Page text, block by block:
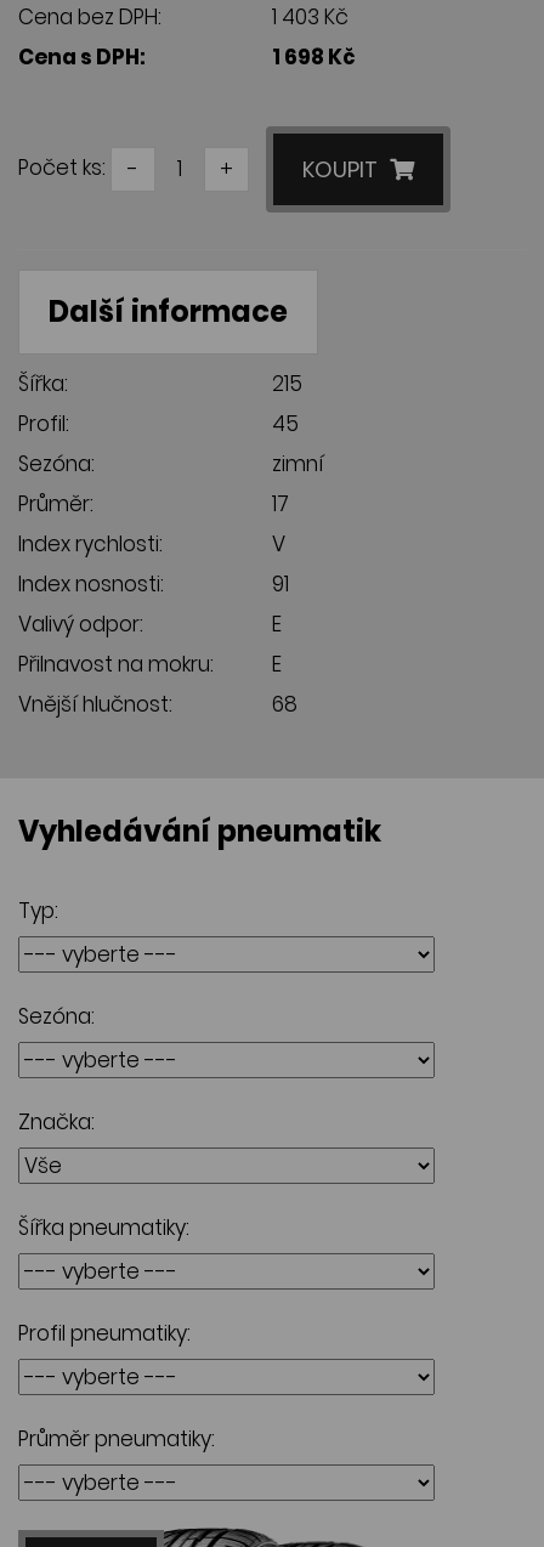
Cena bez DPH:
1 403 Kč
Cena s DPH:
1 698 Kč
Počet ks: - + KOUPIT
Další informace
Šířka:
215
Profil:
45
Sezóna:
zimní
Průměr:
17
Index rychlosti:
V
Index nosnosti:
91
Valivý odpor:
E
Přilnavost na mokru:
E
Vnější hlučnost:
68
Vyhledávání pneumatik
Typ:
Sezóna:
Značka:
Šířka pneumatiky:
Profil pneumatiky:
Průměr pneumatiky: